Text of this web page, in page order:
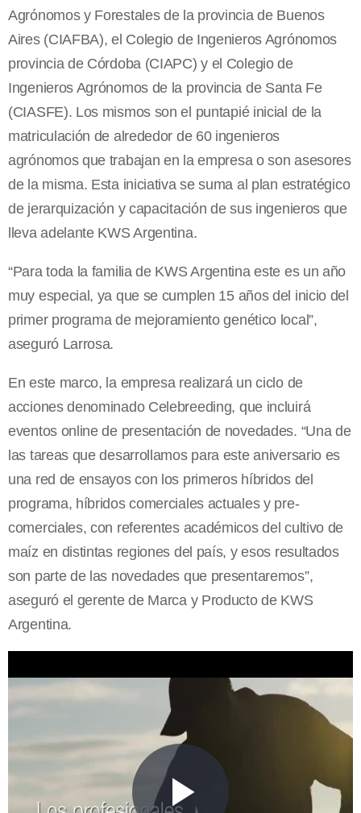
Agrónomos y Forestales de la provincia de Buenos
Aires (CIAFBA), el Colegio de Ingenieros Agrónomos
provincia de Córdoba (CIAPC) y el Colegio de
Ingenieros Agrónomos de la provincia de Santa Fe
(CIASFE). Los mismos son el puntapié inicial de la
matriculación de alrededor de 60 ingenieros
agrónomos que trabajan en la empresa o son asesores
de la misma. Esta iniciativa se suma al plan estratégico
de jerarquización y capacitación de sus ingenieros que
lleva adelante KWS Argentina.
“Para toda la familia de KWS Argentina este es un año
muy especial, ya que se cumplen 15 años del inicio del
primer programa de mejoramiento genético local”,
aseguró Larrosa.
En este marco, la empresa realizará un ciclo de
acciones denominado Celebreeding, que incluirá
eventos online de presentación de novedades. “Una de
las tareas que desarrollamos para este aniversario es
una red de ensayos con los primeros híbridos del
programa, híbridos comerciales actuales y pre-
comerciales, con referentes académicos del cultivo de
maíz en distintas regiones del país, y esos resultados
son parte de las novedades que presentaremos”,
aseguró el gerente de Marca y Producto de KWS
Argentina.